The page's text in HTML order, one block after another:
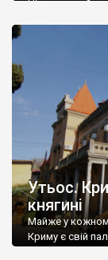
Ніжин греки?
Утьос.
княгині
Майже у
Криму є свій